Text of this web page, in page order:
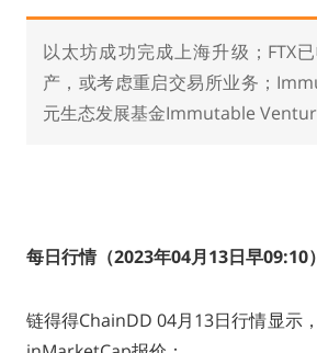
以太坊成功完成上海升级；FTX
产，或考虑重启交易所业务；
元生态发展基金Immutable
每日行情（2023年04月13日早09:10）
链得得ChainDD 04月13日行情显示